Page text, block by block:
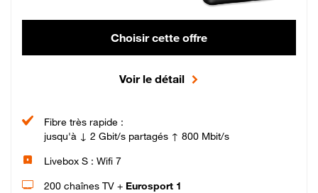
Choisir cette offre
Voir le détail
Fibre très rapide :
jusqu'à ↓ 2 Gbit/s partagés ↑ 800 Mbit/s
Livebox S : Wifi 7
200 chaînes TV + Eurosport 1